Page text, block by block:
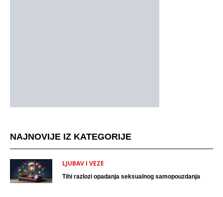
NAJNOVIJE IZ KATEGORIJE
LJUBAV I VEZE
Tihi razlozi opadanja seksualnog samopouzdanja